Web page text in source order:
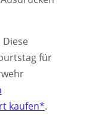
für
kaufen*.